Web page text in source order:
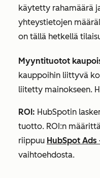
käytetty rahamäärä
yhteystietojen
on tällä hetkellä
Myyntituotot
kauppoihin liittyvä
liitetty mainokseen.
ROI: HubSpotin
tuotto. ROI:n
riippuu HubSpot Ads
vaihtoehdosta.